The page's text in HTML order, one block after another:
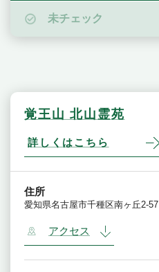
未チェック
覚王山 北山霊苑
詳しくはこちら
住所
愛知県名古屋市千種区南ヶ丘2-57
アクセス